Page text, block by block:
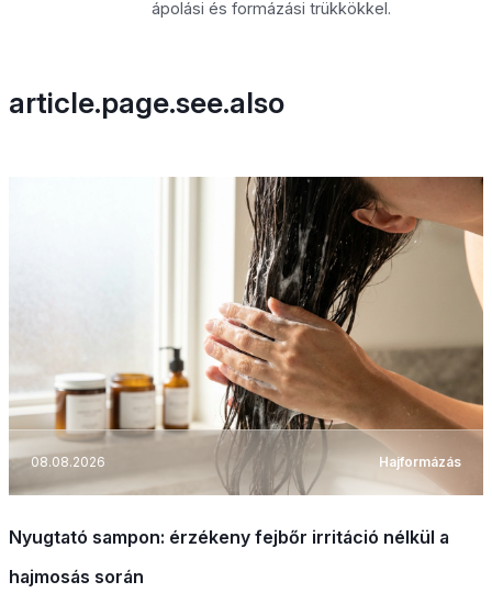
ápolási és formázási trükkökkel.
article.page.see.also
08.08.2026 Hajformázás
Nyugtató sampon: érzékeny fejbőr irritáció nélkül a
hajmosás során